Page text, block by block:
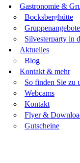
Gastronomie &
Bocksberghütte
Gruppenangebote
Silvesterparty in
Aktuelles
Blog
Kontakt & mehr
So finden Sie zu
Webcams
Kontakt
Flyer &
Gutscheine